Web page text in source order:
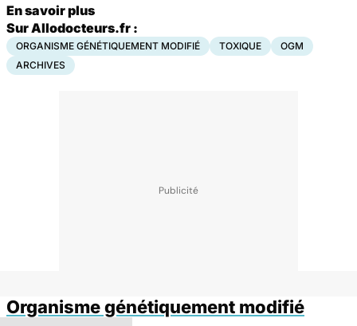
En savoir plus
Sur Allodocteurs.fr :
ORGANISME GÉNÉTIQUEMENT MODIFIÉ TOXIQUE
OGM
ARCHIVES
Organisme génétiquement modifié